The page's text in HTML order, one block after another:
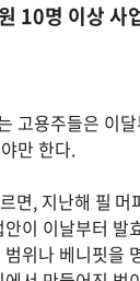
10명 이상 사
고용주들은 이
만 한다.
면, 지난해 필 머
이 이날부터 발
위나 베니핏을